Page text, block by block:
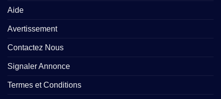
Aide
Avertissement
Contactez Nous
Signaler Annonce
Termes et Conditions